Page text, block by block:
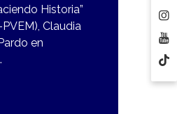
Historia”
Claudia
en